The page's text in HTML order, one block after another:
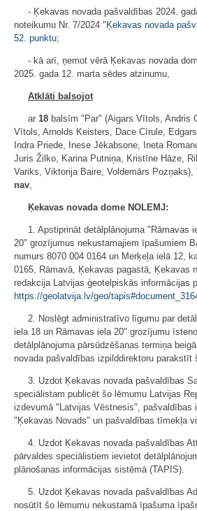
- Ķekavas novada pašvaldības 2024.
noteikumu Nr. 7/2024 " Ķekavas novada
52. punktu;
- kā arī, ņemot vērā Ķekavas novada
2025. gada 12. marta sēdes atzinumu,
Atklāti balsojot
ar 18 balsīm "Par" (Aigars Vītols, Andris
Vītols, Arnolds Keisters, Dace Cīrule,
Indra Priede, Inese Jēkabsone, Ineta
Juris Žilko, Karina Putniņa, Kristīne Hāze,
Variks, Viktorija Baire, Voldemārs Pozņaks),
nav,
Ķekavas novada dome NOLEMJ:
1. Apstiprināt detālplānojuma "Rāmavas
20" grozījumus nekustamajiem īpašumiem
numurs 8070 004 0164 un Merķeļa ielā 12,
0165, Rāmavā, Ķekavas pagastā, Ķekavas
redakcija Latvijas ģeotelpiskās informācijas
https://geolatvija.lv/geo/
2. Noslēgt administratīvo līgumu par
iela 18 un Rāmavas iela 20" grozījumu
detālplānojuma pārsūdzēšanas termiņa
novada pašvaldības izpilddirektoru parakstīt
3. Uzdot Ķekavas novada pašvaldības
speciālistam publicēt šo lēmumu Latvijas
izdevumā "Latvijas Vēstnesis", pašvaldības
"Ķekavas Novads" un pašvaldības tīmekļa
4. Uzdot Ķekavas novada pašvaldības
pārvaldes speciālistiem ievietot
plānošanas informācijas sistēmā (TAPIS).
5. Uzdot Ķekavas novada pašvaldības
nosūtīt šo lēmumu nekustamā īpašuma